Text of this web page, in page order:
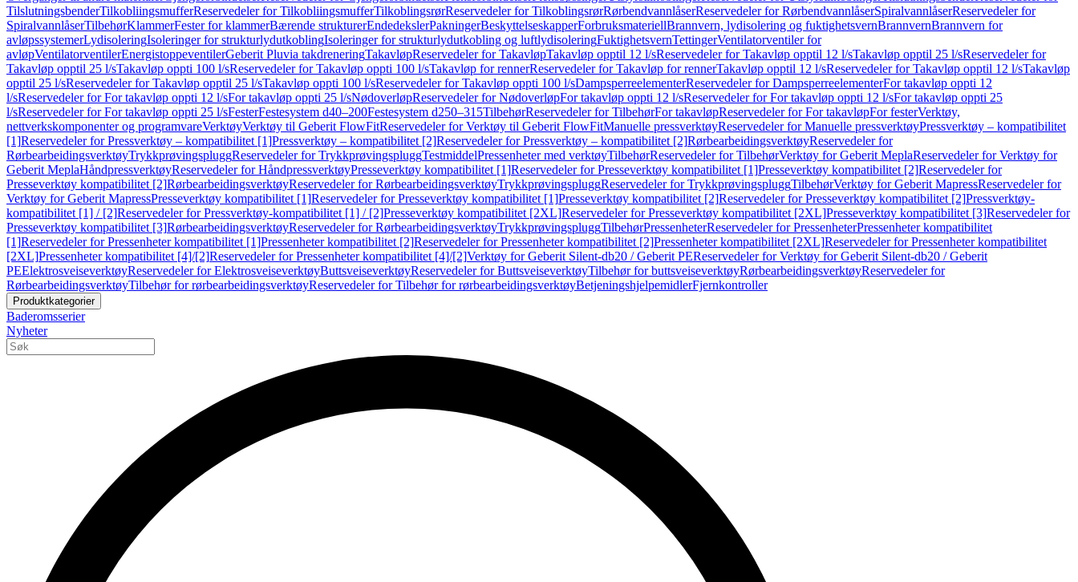
TilslutningsbenderTilkobliingsmufferReservedeler for TilkobliingsmufferTilkoblingsrørReservedeler for TilkoblingsrørRørbendvannlåserReservedeler for RørbendvannlåserSpiralvannlåserReservedeler for
SpiralvannlåserTilbehørKlammerFester for klammerBærende strukturerEndedekslerPakningerBeskyttelseskapperForbruksmateriellBrannvern, lydisolering og fuktighetsvernBrannvernBrannvern for
avløpssystemerLydisoleringIsoleringer for strukturlydutkoblingIsoleringer for strukturlydutkobling og luftlydisoleringFuktighetsvernTettingerVentilatorventiler for
avløpVentilatorventilerEnergistoppeventilerGeberit Pluvia takdreneringTakavløpReservedeler for TakavløpTakavløp opptil 12 l/sReservedeler for Takavløp opptil 12 l/sTakavløp opptil 25 l/sReservedeler for
Takavløp opptil 25 l/sTakavløp oppti 100 l/sReservedeler for Takavløp oppti 100 l/sTakavløp for rennerReservedeler for Takavløp for rennerTakavløp opptil 12 l/sReservedeler for Takavløp opptil 12 l/sTakavløp
opptil 25 l/sReservedeler for Takavløp opptil 25 l/sTakavløp oppti 100 l/sReservedeler for Takavløp oppti 100 l/sDampsperreelementerReservedeler for DampsperreelementerFor takavløp oppti 12
l/sReservedeler for For takavløp oppti 12 l/sFor takavløp oppti 25 l/sNødoverløpReservedeler for NødoverløpFor takavløp oppti 12 l/sReservedeler for For takavløp oppti 12 l/sFor takavløp oppti 25
l/sReservedeler for For takavløp oppti 25 l/sFesterFestesystem d40–200Festesystem d250–315TilbehørReservedeler for TilbehørFor takavløpReservedeler for For takavløpFor festerVerktøy,
nettverkskomponenter og programvareVerktøyVerktøy til Geberit FlowFitReservedeler for Verktøy til Geberit FlowFitManuelle pressverktøyReservedeler for Manuelle pressverktøyPressverktøy – kompatibilitet
[1]Reservedeler for Pressverktøy – kompatibilitet [1]Pressverktøy – kompatibilitet [2]Reservedeler for Pressverktøy – kompatibilitet [2]RørbearbeidingsverktøyReservedeler for
RørbearbeidingsverktøyTrykkprøvingspluggReservedeler for TrykkprøvingspluggTestmiddelPressenheter med verktøyTilbehørReservedeler for TilbehørVerktøy for Geberit MeplaReservedeler for Verktøy for
Geberit MeplaHåndpressverktøyReservedeler for HåndpressverktøyPresseverktøy kompatibilitet [1]Reservedeler for Presseverktøy kompatibilitet [1]Presseverktøy kompatibilitet [2]Reservedeler for
Presseverktøy kompatibilitet [2]RørbearbeidingsverktøyReservedeler for RørbearbeidingsverktøyTrykkprøvingspluggReservedeler for TrykkprøvingspluggTilbehørVerktøy for Geberit MapressReservedeler for
Verktøy for Geberit MapressPresseverktøy kompatibilitet [1]Reservedeler for Presseverktøy kompatibilitet [1]Presseverktøy kompatibilitet [2]Reservedeler for Presseverktøy kompatibilitet [2]Pressverktøy-
kompatibilitet [1] / [2]Reservedeler for Pressverktøy-kompatibilitet [1] / [2]Presseverktøy kompatibilitet [2XL]Reservedeler for Presseverktøy kompatibilitet [2XL]Presseverktøy kompatibilitet [3]Reservedeler for
Presseverktøy kompatibilitet [3]RørbearbeidingsverktøyReservedeler for RørbearbeidingsverktøyTrykkprøvingspluggTilbehørPressenheterReservedeler for PressenheterPressenheter kompatibilitet
[1]Reservedeler for Pressenheter kompatibilitet [1]Pressenheter kompatibilitet [2]Reservedeler for Pressenheter kompatibilitet [2]Pressenheter kompatibilitet [2XL]Reservedeler for Pressenheter kompatibilitet
[2XL]Pressenheter kompatibilitet [4]/[2]Reservedeler for Pressenheter kompatibilitet [4]/[2]Verktøy for Geberit Silent-db20 / Geberit PEReservedeler for Verktøy for Geberit Silent-db20 / Geberit
PEElektrosveiseverktøyReservedeler for ElektrosveiseverktøyButtsveiseverktøyReservedeler for ButtsveiseverktøyTilbehør for buttsveiseverktøyRørbearbeidingsverktøyReservedeler for
RørbearbeidingsverktøyTilbehør for rørbearbeidingsverktøyReservedeler for Tilbehør for rørbearbeidingsverktøyBetjeningshjelpemidlerFjernkontroller
Produktkategorier
Baderomsserier
Nyheter